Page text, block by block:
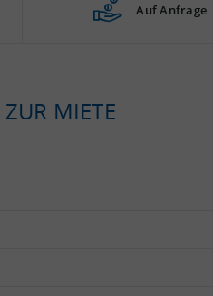
Auf Anfrage
MIETE